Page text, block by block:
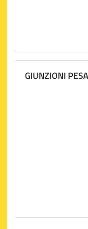
GIUNZIONI